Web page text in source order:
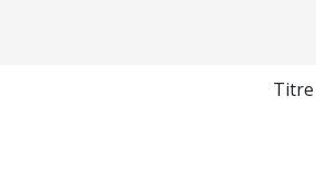
Titre